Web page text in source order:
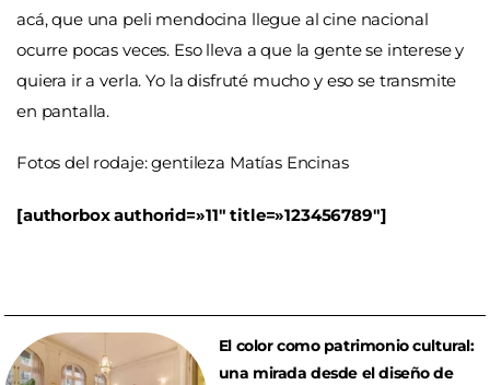
acá, que una peli mendocina llegue al cine nacional
ocurre pocas veces. Eso lleva a que la gente se interese y
quiera ir a verla. Yo la disfruté mucho y eso se transmite
en pantalla.
Fotos del rodaje: gentileza Matías Encinas
[authorbox authorid=»11″ title=»123456789″]
El color como patrimonio cultural:
una mirada desde el diseño de